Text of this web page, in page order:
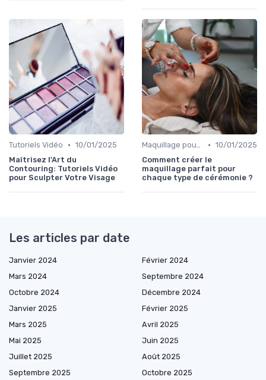
Tutoriels Vidéo • 10/01/2025
Maîtrisez l'Art du
Contouring: Tutoriels Vidéo
pour Sculpter Votre Visage
Maquillage pour Occasions Spéciales • 10/01/2025
Comment créer le
maquillage parfait pour
chaque type de cérémonie ?
Les articles par date
Janvier 2024
Février 2024
Mars 2024
Septembre 2024
Octobre 2024
Décembre 2024
Janvier 2025
Février 2025
Mars 2025
Avril 2025
Mai 2025
Juin 2025
Juillet 2025
Août 2025
Septembre 2025
Octobre 2025